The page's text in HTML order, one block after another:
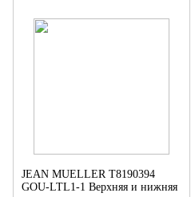
JEAN MUELLER Т8190394
GOU-LTL1-1 Верхняя и нижняя